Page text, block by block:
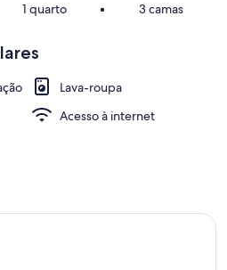
Quarto
1 quarto • 3 camas
Lava-roupa
Acesso à internet